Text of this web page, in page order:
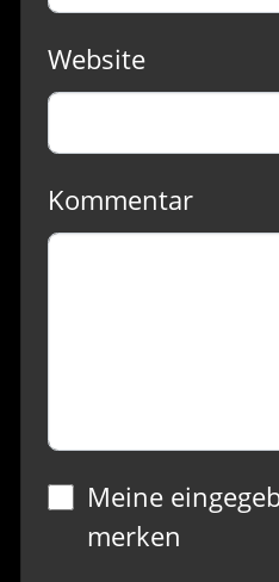
Website
Kommentar
Meine
merken